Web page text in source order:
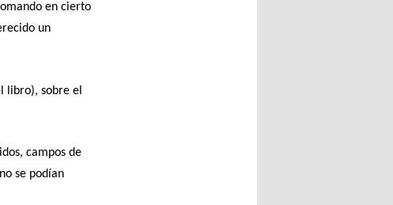
en cierto
un
libro), sobre el
campos de
se podían